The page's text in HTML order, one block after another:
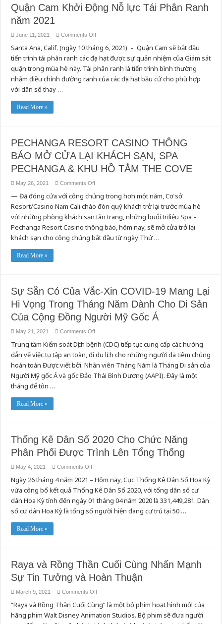
Chủng
Vắc-
“Chúng
Ta
Có
Thể
Làm
Được”
Quận Cam Khởi Động Nỗ lực Tái Phân Ranh
năm 2021
June 11, 2021 Comments Offon
Cam
Khởi
Động
lực
Tái
Phân
Santa Ana, Calif. (ngày 10 tháng 6, 2021) – Quận Cam sẽ bắt đầu
tiến trình tái phân ranh các địa hạt được sự quản nhiệm của Giám sát
quận trong mùa hè này. Tái phân ranh là tiến trình bình thường
nhằm điều chỉnh đường ranh của các địa hạt bầu cử cho phù hợp
với dân số thay …
Read More »
PECHANGA RESORT CASINO THÔNG
BÁO MỞ CỬA LẠI KHÁCH SẠN, SPA
PECHANGA & KHU HỒ TẮM THE COVE
May 26, 2021 Comments Offon
RESORT
CASINO
THÔNG
MỞ
CỬA
LẠI
KHÁCH
SẠN,
COVE
— Đã đóng cửa với công chúng trong hơn một năm, Cơ sở
Resort/Casino Nam Cali chào đón quý khách trở lại trước mùa hè
với những phòng khách sạn tân trang, những buổi trị liệu Spa –
Pechanga Resort Casino thông báo, hôm nay, sẽ mở cửa trở lại
khách sạn cho công chúng bắt đầu từ ngày Thứ …
Read More »
Sự Sẵn Có Của Vắc-Xin COVID-19 Mang Lại
Hi Vọng Trong Tháng Năm Dành Cho Di Sản
Của Cộng Đồng Người Mỹ Gốc Á
May 21, 2021 Comments Offon
Sẵn
Có
Của
Xin
COVID-
19
Di
Sản
Của
Cộng
Gốc
Trung tâm Kiểm soát Dịch bệnh (CDC) tiếp tục cung cấp các hướng
dẫn về việc tụ tập an toàn, đi du lịch cho những người đã tiêm chủng
hoàn toàn Được viết bởi: Nhân viên Tháng Năm là Tháng Di sản của
Người Mỹ gốc Á và gốc Đảo Thái Bình Dương (AAPI). Đây là một
tháng để tôn …
Read More »
Thống Kê Dân Số 2020 Cho Chức Năng
Phân Phối Được Trình Lên Tổng Thống
May 4, 2021 Comments Offon
Kê
Dân
Số
2020
Cho
Chức
Năng
Ngày 26 tháng 4 năm 2021 – Hôm nay, Cục Thống Kê Dân Số Hoa Kỳ
vừa công bố kết quả Thống Kê Dân Số 2020, với tổng dân số cư
dân Hoa Kỳ tính đến ngày 01 tháng 04 năm 2020 là 331,449,281. Dân
số cư dân Hoa Kỳ là tổng số người hiện đang cư trú tại 50 …
Read More »
Raya và Rồng Thần Cuối Cùng Nhấn Mạnh
Sự Tin Tưởng và Hoàn Thuận
March 9, 2021 Comments Offon
và
Rồng
Thần
“Raya và Rồng Thần Cuối Cùng” là một bộ phim hoạt hình mới của
hãng phim Walt Disney Animation Studios. Bộ phim sẽ đưa người